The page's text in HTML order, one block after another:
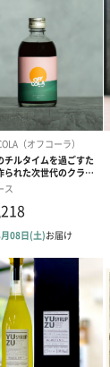
スリー。
ことなく、吟味